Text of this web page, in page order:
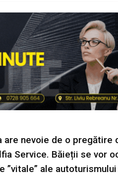
are nevoie de o pregătire
Service. Băieții se vor
ale